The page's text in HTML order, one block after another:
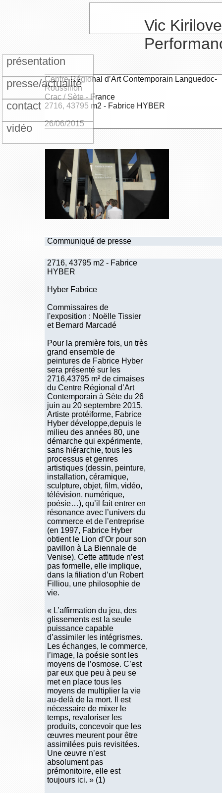
présentation
presse/actualité
contact
vidéo
Vic
Centre Régional d’Art Contemporain Languedoc-
Roussillon
Crac / Sète - France
2716, 43795 m2 - Fabrice HYBER
26/06/2015
Communiqué de presse
2716, 43795 m2 - Fabrice
HYBER
Hyber Fabrice
Commissaires de
l'exposition : Noëlle Tissier
et Bernard Marcadé
Pour la première fois, un très
grand ensemble de
peintures de Fabrice Hyber
sera présenté sur les
2716,43795 m² de cimaises
du Centre Régional d’Art
Contemporain à Sète du 26
juin au 20 septembre 2015.
Artiste protéiforme, Fabrice
Hyber développe,depuis le
milieu des années 80, une
démarche qui expérimente,
sans hiérarchie, tous les
processus et genres
artistiques (dessin, peinture,
installation, céramique,
sculpture, objet, film, vidéo,
télévision, numérique,
poésie…), qu’il fait entrer en
résonance avec l’univers du
commerce et de l’entreprise
(en 1997, Fabrice Hyber
obtient le Lion d’Or pour son
pavillon à La Biennale de
Venise). Cette attitude n’est
pas formelle, elle implique,
dans la filiation d’un Robert
Filliou, une philosophie de
vie.
« L’affirmation du jeu, des
glissements est la seule
puissance capable
d’assimiler les intégrismes.
Les échanges, le commerce,
l’image, la poésie sont les
moyens de l’osmose. C’est
par eux que peu à peu se
met en place tous les
moyens de multiplier la vie
au-delà de la mort. Il est
nécessaire de mixer le
temps, revaloriser les
produits, concevoir que les
œuvres meurent pour être
assimilées puis revisitées.
Une œuvre n’est
absolument pas
prémonitoire, elle est
toujours ici. » (1)